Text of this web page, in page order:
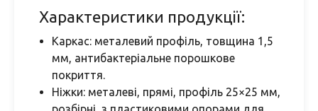
Характеристики продукції:
Каркас: металевий профіль, товщина 1,5
мм, антибактеріальне порошкове
покриття.
Ніжки: металеві, прямі, профіль 25×25 мм,